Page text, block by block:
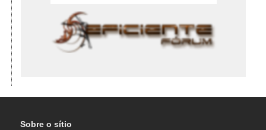
Sobre o sítio